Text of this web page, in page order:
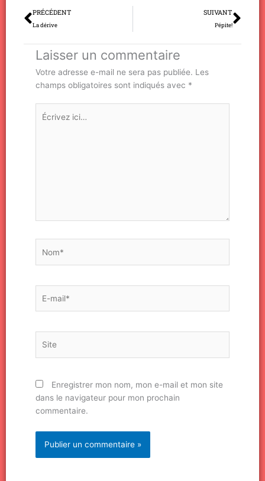
Précédent
PRÉCÉDENT
La dérive
SUIVANT
Pépite!
Laisser un commentaire
Votre adresse e-mail ne sera pas publiée. Les
champs obligatoires sont indiqués avec *
Écrivez
ici…
mail*
Enregistrer mon nom, mon e-mail et mon site
dans le navigateur pour mon prochain
commentaire.